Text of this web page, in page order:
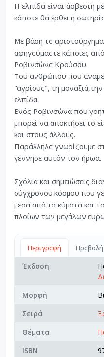
Η ελπίδα είναι άσβεστη
κάποτε θα έρθει η
Με βάση το
αφηγούμαστε κάποιες από
Ροβινσώνα Κρούσου.
Του ανθρώπου που
"αγρίους", τη
ελπίδα.
Ενός Ροβινσώνα που
μπορεί να αποκτήσει το
και στους άλλους.
Παράλληλα γνωρίζουμε
γέννησε αυτόν τον ήρωα.
Σχόλια και σημειώσεις
σύγχρονου κόσμου που
μέσα από τα κύματα και
πλοίων των μεγάλων
Περιγραφή Προβολή
Έκδοση
Μορφή
Σειρά
Θέματα
ISBN